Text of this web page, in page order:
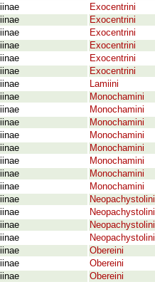
Exocentrini
Exocentrini
Exocentrini
Exocentrini
Exocentrini
Exocentrini
Lamiini
Monochamini
Monochamini
Monochamini
Monochamini
Monochamini
Monochamini
Monochamini
Monochamini
Neopachystolini
Neopachystolini
Neopachystolini
Neopachystolini
Obereini
Obereini
Obereini